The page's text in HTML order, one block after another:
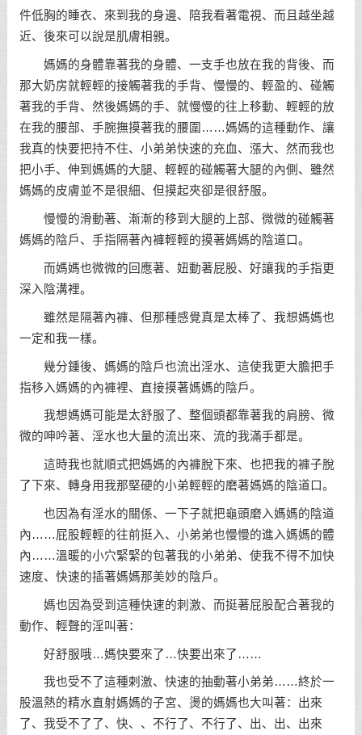
件低胸的睡衣、來到我的身邊、陪我看著電視、而且越坐越
近、後來可以說是肌膚相親。
媽媽的身體靠著我的身體、一支手也放在我的背後、而
那大奶房就輕輕的接觸著我的手背、慢慢的、輕盈的、碰觸
著我的手背、然後媽媽的手、就慢慢的往上移動、輕輕的放
在我的腰部、手腕撫摸著我的腰圍……媽媽的這種動作、讓
我真的快要把持不住、小弟弟快速的充血、漲大、然而我也
把小手、伸到媽媽的大腿、輕輕的碰觸著大腿的內側、雖然
媽媽的皮膚並不是很細、但摸起夾卻是很舒服。
慢慢的滑動著、漸漸的移到大腿的上部、微微的碰觸著
媽媽的陰戶、手指隔著內褲輕輕的摸著媽媽的陰道口。
而媽媽也微微的回應著、妞動著屁股、好讓我的手指更
深入陰溝裡。
雖然是隔著內褲、但那種感覺真是太棒了、我想媽媽也
一定和我一樣。
幾分鍾後、媽媽的陰戶也流出淫水、這使我更大膽把手
指移入媽媽的內褲裡、直接摸著媽媽的陰戶。
我想媽媽可能是太舒服了、整個頭都靠著我的肩膀、微
微的呻吟著、淫水也大量的流出來、流的我滿手都是。
這時我也就順式把媽媽的內褲脫下來、也把我的褲子脫
了下來、轉身用我那堅硬的小弟輕輕的磨著媽媽的陰道口。
也因為有淫水的關係、一下子就把龜頭磨入媽媽的陰道
內……屁股輕輕的往前挺入、小弟弟也慢慢的進入媽媽的體
內……溫暖的小穴緊緊的包著我的小弟弟、使我不得不加快
速度、快速的插著媽媽那美妙的陰戶。
媽也因為受到這種快速的刺激、而挺著屁股配合著我的
動作、輕聲的淫叫著：
好舒服哦…媽快要來了…快要出來了……
我也受不了這種剌激、快速的抽動著小弟弟……終於一
股溫熱的精水直射媽媽的子宮、燙的媽媽也大叫著：出來
了、我受不了了、快、、不行了、不行了、出、出、出來